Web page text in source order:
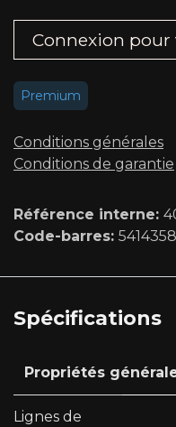
Connexion pour
Premium
Conditions générales
Conditions de garantie
Référence interne:
Code-barres:
Spécifications
Propriétés
Lignes de